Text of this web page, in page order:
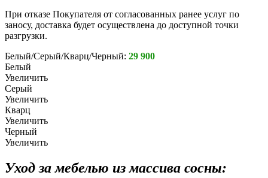
При отказе Покупателя от согласованных ранее услуг по
заносу, доставка будет осуществлена до доступной точки
разгрузки.
Белый/Серый/Кварц/Черный: 29 900
Белый
Увеличить
Серый
Увеличить
Кварц
Увеличить
Черный
Увеличить
Уход за мебелью из массива сосны: